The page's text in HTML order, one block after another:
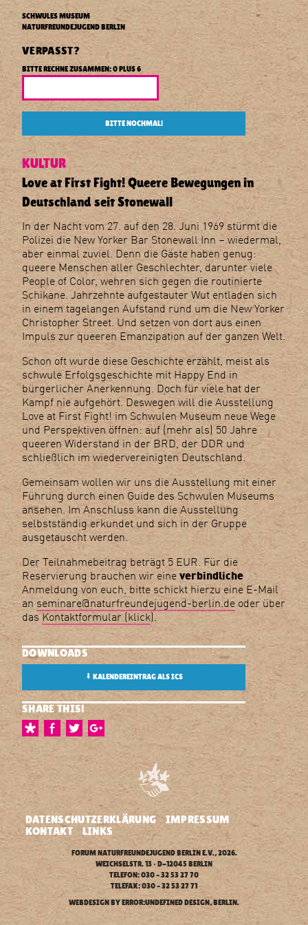
in
Deutschland
Stonewall
SCHWULES MUSEUM
NATURFREUNDEJUGEND BERLIN
VERPASST?
BITTE RECHNE ZUSAMMEN: 0 PLUS 6
BITTE NOCHMAL!
KULTUR
Love at First Fight! Queere Bewegungen in
Deutschland seit Stonewall
In der Nacht vom 27. auf den 28. Juni 1969 stürmt die
Polizei die New Yorker Bar Stonewall Inn – wiedermal,
aber einmal zuviel. Denn die Gäste haben genug:
queere Menschen aller Geschlechter, darunter viele
People of Color, wehren sich gegen die routinierte
Schikane. Jahrzehnte aufgestauter Wut entladen sich
in einem tagelangen Aufstand rund um die New Yorker
Christopher Street. Und setzen von dort aus einen
Impuls zur queeren Emanzipation auf der ganzen Welt.
Schon oft wurde diese Geschichte erzählt, meist als
schwule Erfolgsgeschichte mit Happy End in
bürgerlicher Anerkennung. Doch für viele hat der
Kampf nie aufgehört. Deswegen will die Ausstellung
Love at First Fight! im Schwulen Museum neue Wege
und Perspektiven öffnen: auf (mehr als) 50 Jahre
queeren Widerstand in der BRD, der DDR und
schließlich im wiedervereinigten Deutschland.
Gemeinsam wollen wir uns die Ausstellung mit einer
Führung durch einen Guide des Schwulen Museums
ansehen. Im Anschluss kann die Ausstellung
selbstständig erkundet und sich in der Gruppe
ausgetauscht werden.
Der Teilnahmebeitrag beträgt 5 EUR. Für die
Reservierung brauchen wir eine verbindliche
Anmeldung von euch, bitte schickt hierzu eine E-Mail
an seminare@naturfreundejugend-berlin.de oder über
dasKontaktformular (klick).
DOWNLOADS
⬇ KALENDEREINTRAG ALS ICS
SHARE THIS!
DATENSCHUTZERKLÄRUNG
IMPRESSUM
KONTAKT
LINKS
FORUM NATURFREUNDEJUGEND BERLIN E.V., 2026.
WEICHSELSTR. 13 • D-12045 BERLIN
TELEFON: 030 – 32 53 27 70
TELEFAX: 030 – 32 53 27 71
WEBDESIGN BYERROR:UNDEFINED DESIGN, BERLIN.